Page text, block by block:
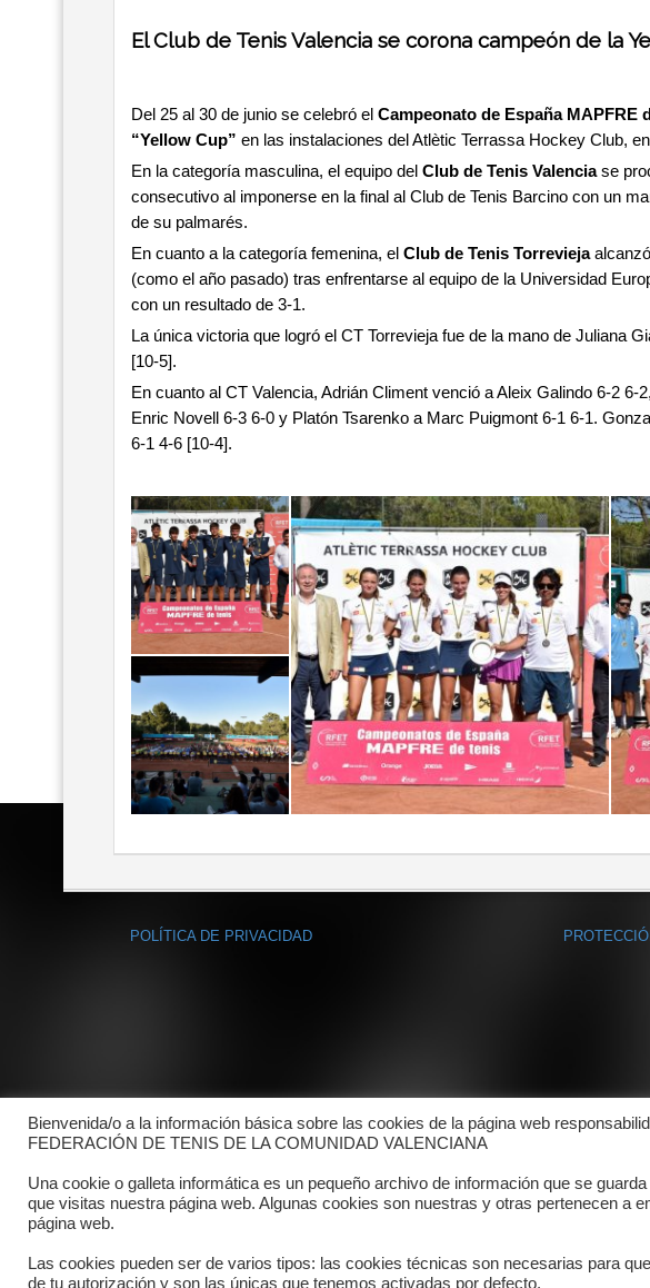
El Club de Tenis Valencia se corona campeón de la
Del 25 al 30 de junio se celebró el Campeonato de España MAPFRE
“Yellow Cup” en las instalaciones del Atlètic Terrassa Hockey Club,
En la categoría masculina, el equipo del Club de Tenis Valenciase
consecutivo al imponerse en la final al Club de Tenis Barcino con un
de su palmarés.
En cuanto a la categoría femenina, el Club de Tenis Torrevieja
(como el año pasado) tras enfrentarse al equipo de la Universidad
con un resultado de 3-1.
La única victoria que logró el CT Torrevieja fue de la mano de Juliana
[10-5].
En cuanto al CT Valencia, Adrián Climent venció a Aleix Galindo 6-2 6-
Enric Novell 6-3 6-0 y Platón Tsarenko a Marc Puigmont 6-1 6-1.
6-1 4-6 [10-4].
POLÍTICA DE PRIVACIDAD
Bienvenida/o a la información básica sobre las cookies de la página web
FEDERACIÓN DE TENIS DE LA COMUNIDAD VALENCIANA
Una cookie o galleta informática es un pequeño archivo de información que se
que visitas nuestra página web. Algunas cookies son nuestras y otras pertenecen a
página web.
Las cookies pueden ser de varios tipos: las cookies técnicas son necesarias para
de tu autorización y son las únicas que tenemos activadas por defecto.